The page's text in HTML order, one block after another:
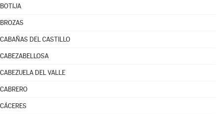
BOTIJA
BROZAS
CABAÑAS DEL CASTILLO
CABEZABELLOSA
CABEZUELA DEL VALLE
CABRERO
CÁCERES